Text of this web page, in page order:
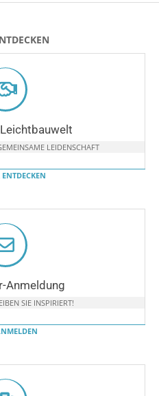
LEIDENSCHAFT
Anmeldung
SIE INSPIRIERT!